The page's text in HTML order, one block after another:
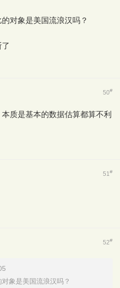
对象是美国流浪汉吗？
50#
质是基本的数据估算都算不利
51 #
52#
象是美国流浪汉吗？